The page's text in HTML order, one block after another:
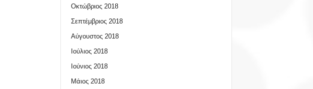
Οκτώβριος 2018
Σεπτέμβριος 2018
Αύγουστος 2018
Ιούλιος 2018
Ιούνιος 2018
Μάιος 2018